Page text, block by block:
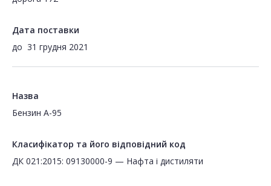
Дата поставки
до 31 грудня 2021
Назва
Бензин А-95
Класифікатор та його відповідний код
ДК 021:2015: 09130000-9 — Нафта і дистиляти